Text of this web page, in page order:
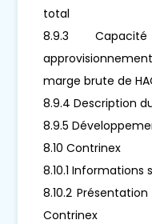
total
8.9.3
marge brute de
8.9.4 Description
8.9.5
8.10 Contrinex
8.10.1
8.10.2
Contrinex